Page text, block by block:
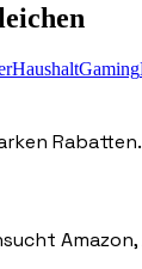
HaushaltGaming